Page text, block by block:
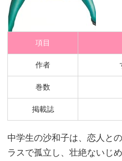
項目
作者
巻数
掲載誌
中学生の沙和子は、恋人と
ラスで孤立し、壮絶ないじ